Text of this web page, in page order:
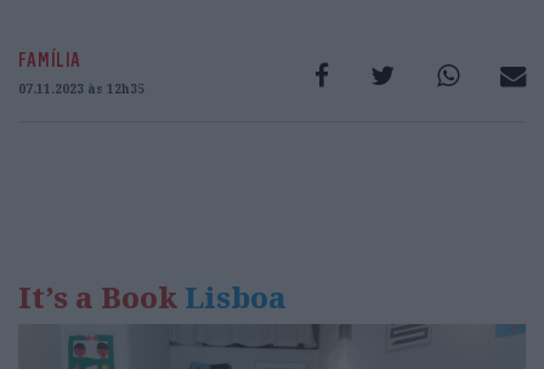
FAMÍLIA
07.11.2023 às 12h35
It’s a Book Lisboa